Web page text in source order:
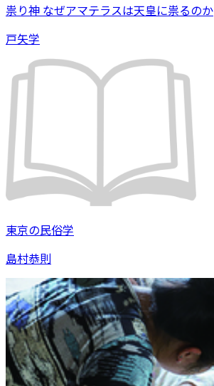
祟り神 なぜアマテラスは天皇に祟るのか
戸矢学
東京の民俗学
島村恭則